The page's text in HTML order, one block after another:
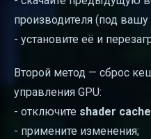
производителя (под
- установите её и
Второй метод — сброс
управления GPU:
- отключите shader cache
- примените изменения;